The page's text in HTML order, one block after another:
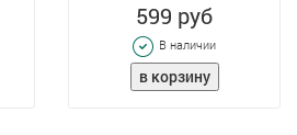
599 руб
В наличии